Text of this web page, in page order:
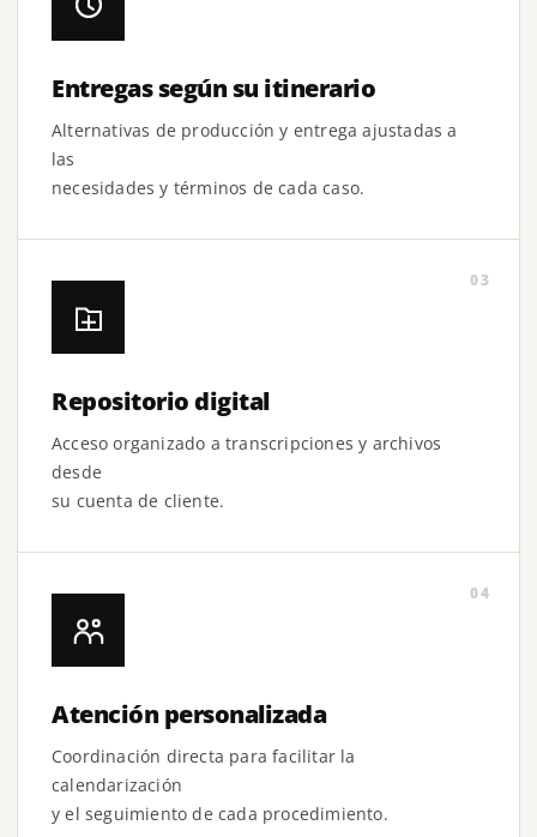
Entregas según su itinerario
Alternativas de producción y entrega ajustadas a
las
necesidades y términos de cada caso.
03
Repositorio digital
Acceso organizado a transcripciones y archivos
desde
su cuenta de cliente.
04
Atención personalizada
Coordinación directa para facilitar la
calendarización
y el seguimiento de cada procedimiento.